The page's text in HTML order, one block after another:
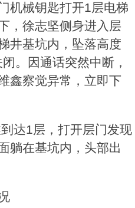
机械钥匙打开1层电梯
，徐志坚侧身进入层
井基坑内，坠落高度
。因通话突然中断，
鑫察觉异常，立即下
达1层，打开层门发现
躺在基坑内，头部出